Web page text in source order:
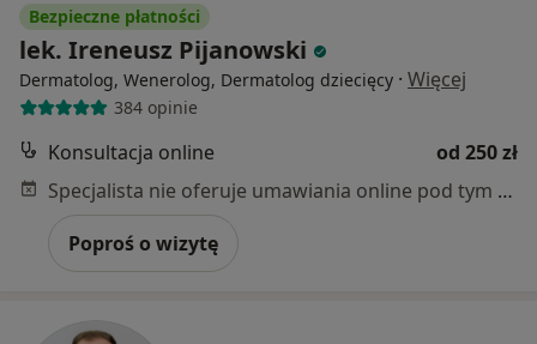
Bezpieczne płatności
lek. Ireneusz Pijanowski
Dermatolog, Wenerolog, Dermatolog dziecięcy · Więcej
384 opinie
Konsultacja online
od 250 zł
Specjalista nie oferuje umawiania online pod tym adresem.
Poproś o wizytę